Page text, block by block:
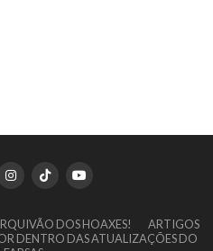
DOS HOAXES!
ARTIGOS
DENTRO DAS ATUALIZAÇÕES DO